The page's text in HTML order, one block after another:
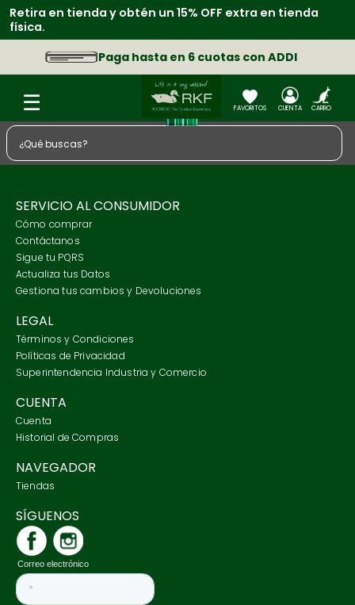
Retira en tienda y obtén un 15% OFF extra en tienda
física.
Paga hasta en 6 cuotas con ADDI
¿Qué buscas?
SERVICIO AL CONSUMIDOR
Cómo comprar
Contáctanos
Sigue tu PQRS
Actualiza tus Datos
Gestiona tus cambios y Devoluciones
LEGAL
Términos y Condiciones
Políticas de Privacidad
Superintendencia Industria y Comercio
CUENTA
Cuenta
Historial de Compras
NAVEGADOR
Tiendas
SÍGUENOS
1.
zapatos
2.
chaquetas
3.
camisa
4
sacos
6.
morral
7.
tarjetero
8.
tenis
9.